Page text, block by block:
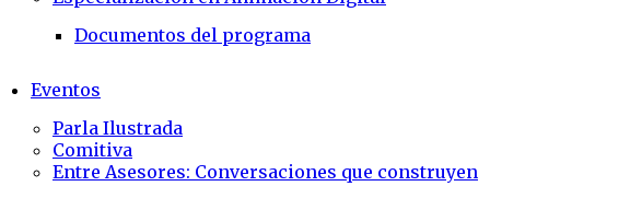
Documentos del programa
Eventos
Parla Ilustrada
Comitiva
Entre Asesores: Conversaciones que construyen